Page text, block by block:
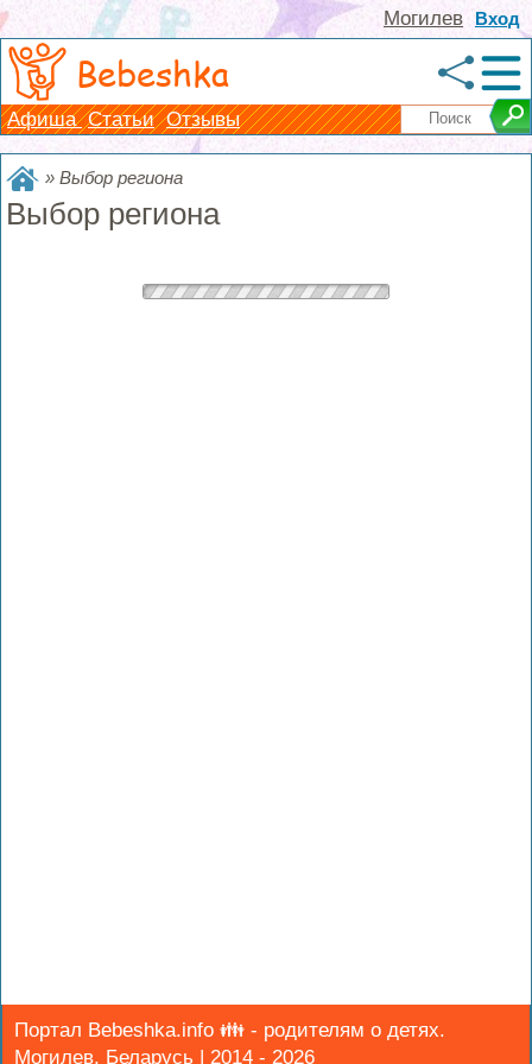
Вход
Могилев
Bebeshka
Афиша Статьи Отзывы
»Выбор региона
Выбор региона
Портал Bebeshka.info 👪 - родителям о детях.
Могилев, Беларусь | 2014 - 2026